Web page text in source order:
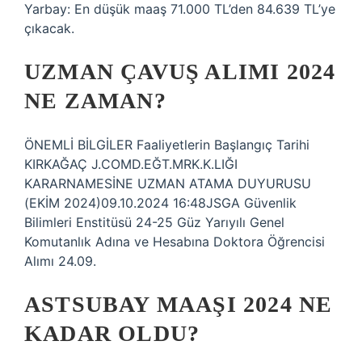
Yarbay: En düşük maaş 71.000 TL’den 84.639 TL’ye
çıkacak.
UZMAN ÇAVUŞ ALIMI 2024
NE ZAMAN?
ÖNEMLİ BİLGİLER Faaliyetlerin Başlangıç ​​Tarihi
KIRKAĞAÇ J.COMD.EĞT.MRK.K.LIĞI
KARARNAMESİNE UZMAN ATAMA DUYURUSU
(EKİM 2024)09.10.2024 16:48JSGA Güvenlik
Bilimleri Enstitüsü 24-25 Güz Yarıyılı Genel
Komutanlık Adına ve Hesabına Doktora Öğrencisi
Alımı 24.09.
ASTSUBAY MAAŞI 2024 NE
KADAR OLDU?